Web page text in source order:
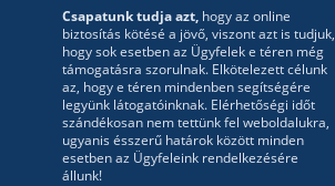
Csapatunk tudja azt, hogy az online
biztosítás kötésé a jövő, viszont azt is tudjuk,
hogy sok esetben az Ügyfelek e téren még
támogatásra szorulnak. Elkötelezett célunk
az, hogy e téren mindenben segítségére
legyünk látogatóinknak. Elérhetőségi időt
szándékosan nem tettünk fel weboldalukra,
ugyanis ésszerű határok között minden
esetben az Ügyfeleink rendelkezésére
állunk!